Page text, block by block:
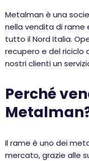
Metalman è una
nella vendita di rame
tutto il Nord Italia.
recupero e del
nostri clienti un
Perché
Il rame è uno dei
mercato, grazie alle